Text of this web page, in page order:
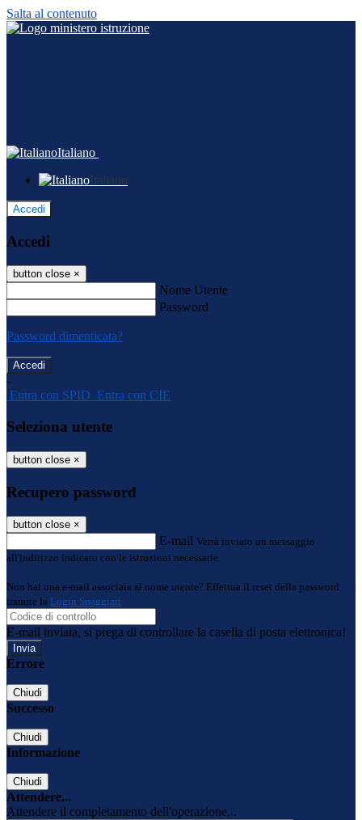
Salta al contenuto
Italiano
Italiano
Accedi
Accedi
button close ×
Nome Utente
Password
Password dimenticata?
-
Entra con SPID Entra con CIE
Seleziona utente
button close ×
Recupero password
button close ×
E-mail Verrà inviato un messaggio
all'indirizzo indicato con le istruzioni necessarie.
Non hai una e-mail associata al nome utente? Effettua il reset della password
tramite la Login Spaggiari
E-mail inviata, si prega di controllare la casella di posta elettronica!
Errore
Chiudi
Successo
Chiudi
Informazione
Chiudi
Attendere...
Attendere il completamento dell'operazione...